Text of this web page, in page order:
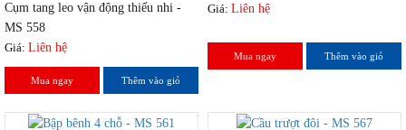
Cụm tang leo vận động thiếu nhi -
MS 558
Giá: Liên hệ
Mua ngay Thêm vào giỏ
Giá: Liên hệ
Mua ngay Thêm vào giỏ